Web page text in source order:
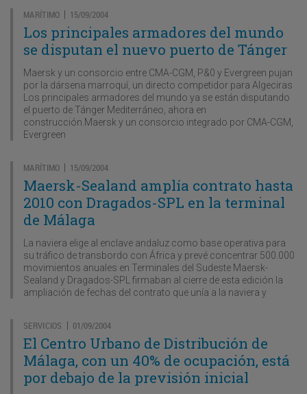
MARÍTIMO | 15/09/2004
Los principales armadores del mundo
se disputan el nuevo puerto de Tánger
Maersk y un consorcio entre CMA-CGM, P&0 y Evergreen pujan
por la dársena marroquí, un directo competidor para Algeciras
Los principales armadores del mundo ya se están disputando
el puerto de Tánger Mediterráneo, ahora en
construcción.Maersk y un consorcio integrado por CMA-CGM,
Evergreen
MARÍTIMO | 15/09/2004
Maersk-Sealand amplía contrato hasta
2010 con Dragados-SPL en la terminal
de Málaga
La naviera elige al enclave andaluz como base operativa para
su tráfico de transbordo con África y prevé concentrar 500.000
movimientos anuales en Terminales del Sudeste Maersk-
Sealand y Dragados-SPL firmaban al cierre de esta edición la
ampliación de fechas del contrato que unía a la naviera y
SERVICIOS | 01/09/2004
El Centro Urbano de Distribución de
Málaga, con un 40% de ocupación, está
por debajo de la previsión inicial